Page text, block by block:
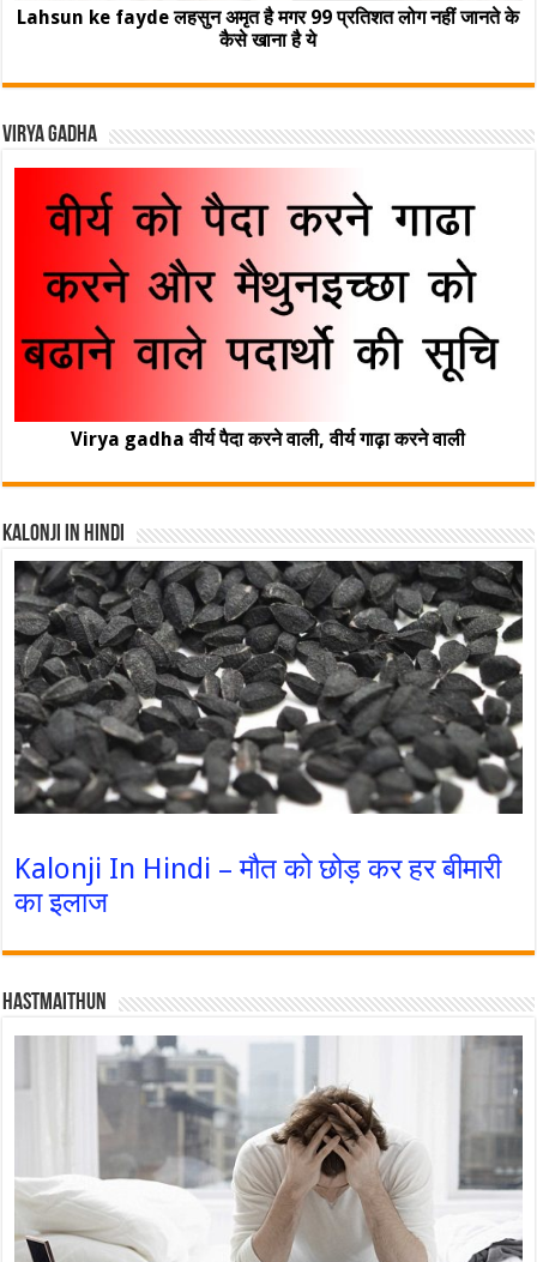
Lahsun ke fayde लहसुन अमृत है मगर 99 प्रतिशत लोग नहीं जानते के
कैसे खाना है ये
Virya Gadha
Virya gadha वीर्य पैदा करने वाली, वीर्य गाढ़ा करने वाली
Kalonji In Hindi
Kalonji In Hindi – मौत को छोड़ कर हर बीमारी
का इलाज
Hastmaithun